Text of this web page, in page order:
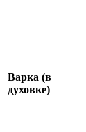
Варка (в
духовке)